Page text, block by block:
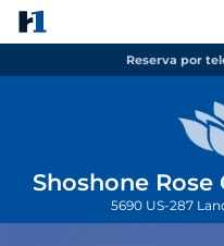
Reserva por
Shoshone Rose
5690 US-287